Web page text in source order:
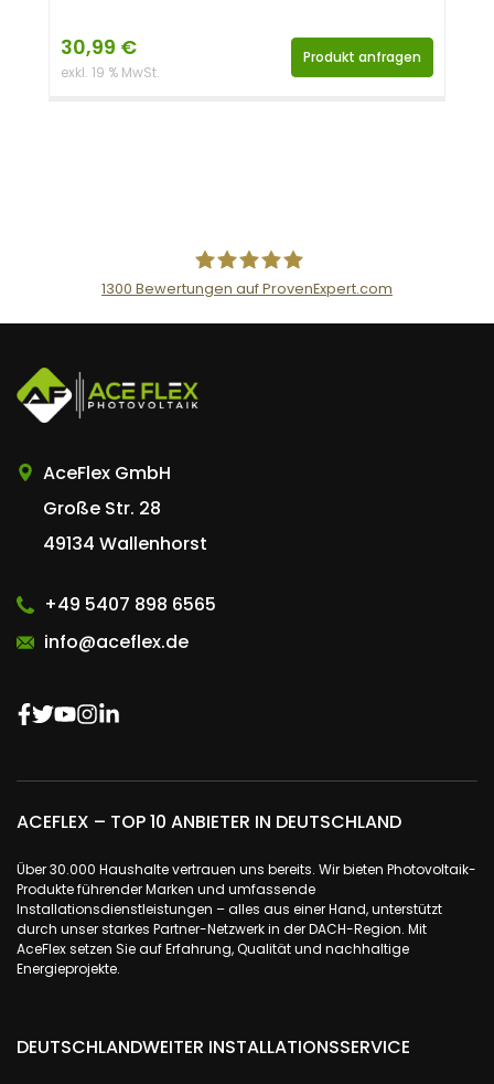
30,99 €
exkl. 19 % MwSt.
Produkt anfragen
AceFlex GmbH
1300 Bewertungen auf ProvenExpert.com
AceFlex GmbH
Große Str. 28
49134 Wallenhorst
+49 5407 898 6565
info@aceflex.de
ACEFLEX – TOP 10 ANBIETER IN DEUTSCHLAND
Über 30.000 Haushalte vertrauen uns bereits. Wir bieten Photovoltaik-
Produkte führender Marken und umfassende
Installationsdienstleistungen – alles aus einer Hand, unterstützt
durch unser starkes Partner-Netzwerk in der DACH-Region. Mit
AceFlex setzen Sie auf Erfahrung, Qualität und nachhaltige
Energieprojekte.
DEUTSCHLANDWEITER INSTALLATIONSSERVICE